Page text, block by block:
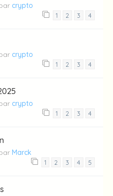
crypto
1 2 3 4
crypto
1 2 3 4
crypto
1 2 3 4
Marck
1 2 3 4 5